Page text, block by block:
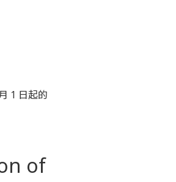
1 日起的
of